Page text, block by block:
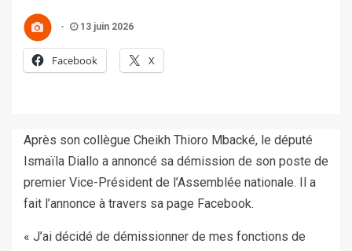
13 juin 2026
Facebook X
Après son collègue Cheikh Thioro Mbacké, le député
Ismaïla Diallo a annoncé sa démission de son poste de
premier Vice-Président de l’Assemblée nationale. Il a
fait l’annonce à travers sa page Facebook.
« J’ai décidé de démissionner de mes fonctions de